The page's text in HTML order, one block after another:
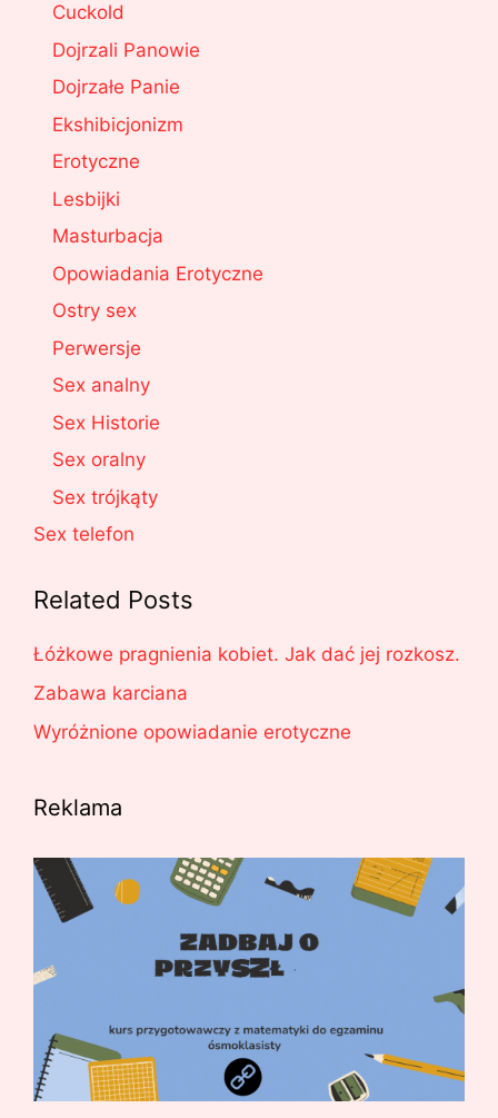
Cuckold
Dojrzali Panowie
Dojrzałe Panie
Ekshibicjonizm
Erotyczne
Lesbijki
Masturbacja
Opowiadania Erotyczne
Ostry sex
Perwersje
Sex analny
Sex Historie
Sex oralny
Sex trójkąty
Sex telefon
Related Posts
Łóżkowe pragnienia kobiet. Jak dać jej rozkosz.
Zabawa karciana
Wyróżnione opowiadanie erotyczne
Reklama